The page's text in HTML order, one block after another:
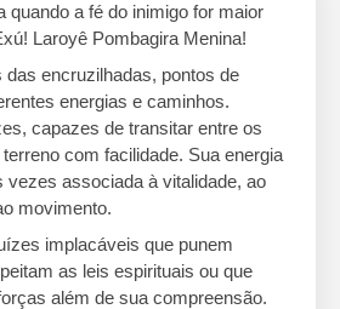
quando a fé do inimigo for maior
Laroyê Pombagira Menina!
das encruzilhadas, pontos de
energias e caminhos.
capazes de transitar entre os
com facilidade. Sua energia
vezes associada à vitalidade, ao
movimento.
implacáveis que punem
as leis espirituais ou que
além de sua compreensão.